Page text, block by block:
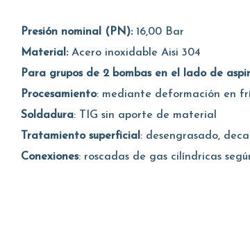
Presión nominal (PN): 16,00 Bar
Material: Acero inoxidable Aisi 304
Para grupos de 2 bombas en el lado de
Procesamiento: mediante deformación en
Soldadura: TIG sin aporte de material
Tratamiento superficial : desengrasado,
Conexiones: roscadas de gas cilíndricas